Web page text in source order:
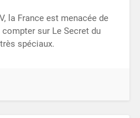
la France est menacée de
sur Le Secret du
spéciaux.